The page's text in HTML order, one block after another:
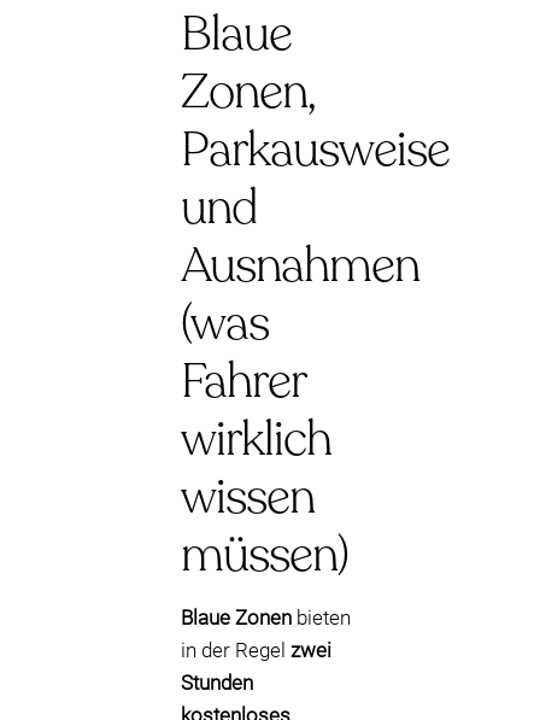
Blaue
Zonen,
Parkausweise
und
Ausnahmen
(was
Fahrer
wirklich
wissen
müssen)
Blaue Zonen bieten
in der Regel zwei
Stunden